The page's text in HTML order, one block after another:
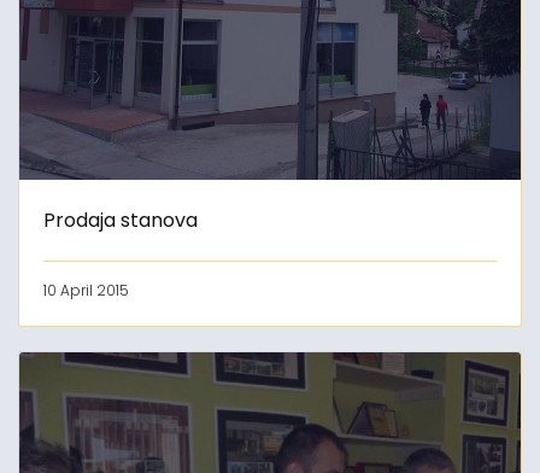
Prodaja stanova
10 April 2015